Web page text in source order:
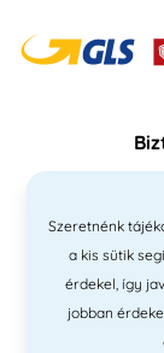
Szeretnénk
a kis sütik
érdekel, így
jobban